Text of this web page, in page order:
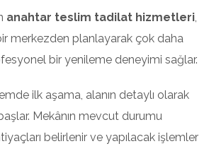
anahtar teslim tadilat hizmetleri,
merkezden planlayarak çok daha
bir yenileme deneyimi sağlar.
ilk aşama, alanın detaylı olarak
Mekânın mevcut durumu
belirlenir ve yapılacak işlemler